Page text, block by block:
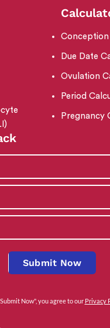
Due Date
Ovulation
Period
Pregnancy
Submit Now
Now", you agree to our Privacy